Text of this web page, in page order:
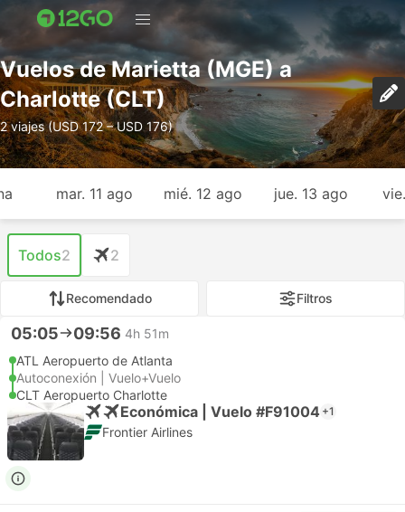
Vuelos de Marietta (MGE) a
Charlotte (CLT)
2 viajes (USD 172 – USD 176)
mar. 11 ago mié. 12 ago jue. 13 ago
Todos2 2
Recomendado Filtros
05:05 09:56 4h 51m
ATL Aeropuerto de Atlanta
Autoconexión | Vuelo+Vuelo
CLT Aeropuerto Charlotte
Económica | Vuelo #F91004 +1
Frontier Airlines